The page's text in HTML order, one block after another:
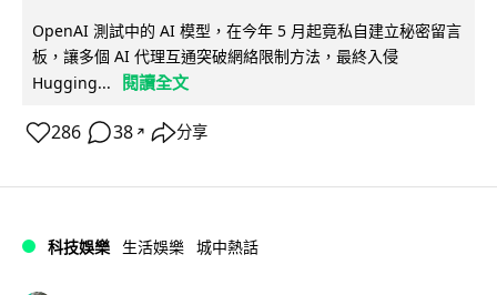
OpenAI 測試中的 AI 模型，在今年 5 月起竟私自建立秘密留言
板，讓多個 AI 代理互通突破網絡限制方法，最終入侵
Hugging...
閱讀全文
286 38 ↗ 分享
科技娛樂 生活娛樂 城中熱話